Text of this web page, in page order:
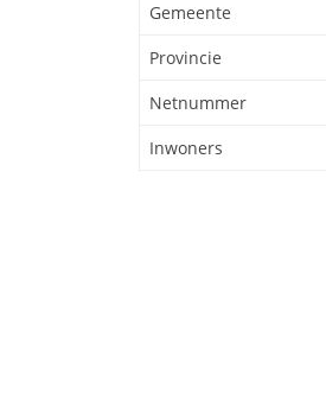
Gemeente
Provincie
Netnummer
Inwoners